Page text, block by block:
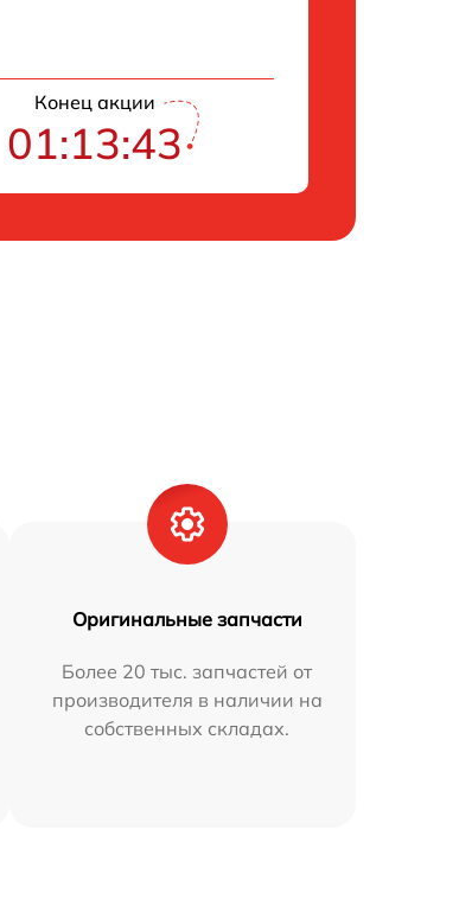
Конец акции
01:13:42
Оригинальные запчасти
Более 20 тыс. запчастей от
производителя в наличии на
собственных складах.